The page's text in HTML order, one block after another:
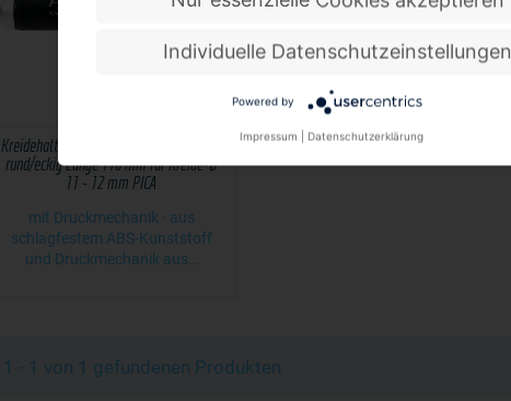
Kreidehalter Pica Classic 588 für Kreiden
rund/eckig Länge 110 mm für Kreide-Ø
11 - 12 mm PICA
mit Druckmechanik · aus
schlagfestem ABS-Kunststoff
und Druckmechanik aus…
1 - 1 von 1 gefundenen Produkten
Individuelle Datenschutzeinstellungen
Powered by
Impressum Datenschutzerklärung